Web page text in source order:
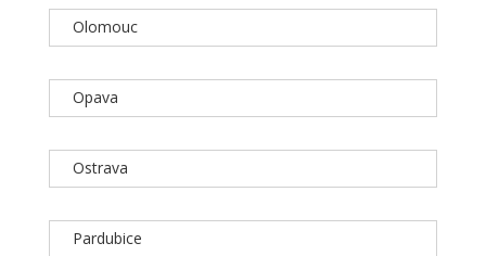
Olomouc
Opava
Ostrava
Pardubice